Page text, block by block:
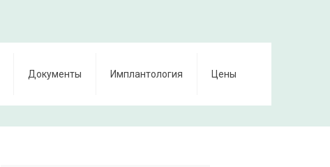
Документы Имплантология Цены